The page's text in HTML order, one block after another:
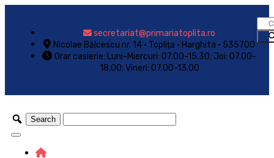
secretariat@primariatoplita.ro
Nicolae Bălcescu nr. 14 • Toplița • Harghita • 535700
Orar casierie: Luni-Miercuri: 07.00-15.30; Joi: 07.00-
18.00; Vineri: 07.00-13.00